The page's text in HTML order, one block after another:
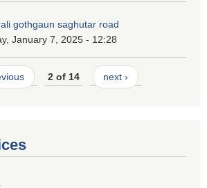
gothgaun saghutar road
January 7, 2025 - 12:28
2 of 14 next ›